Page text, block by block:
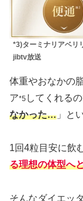
*3)ターミナリアベ
jibtv放送
体重やおなかの
ア*5 してくれるの
なかった… 」と
1回4粒目安に飲
る理想の体型へ
そんなダイエッ